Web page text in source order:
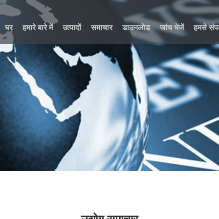
घर हमारे बारे में उत्पादों समाचार डाउनलोड जांच भेजें हमसे